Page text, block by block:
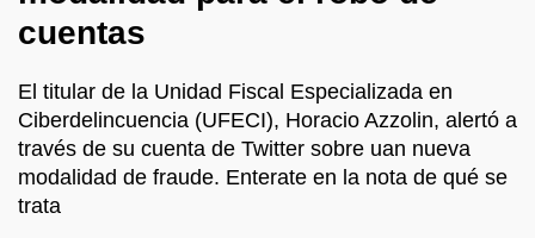
cuentas
El titular de la Unidad Fiscal Especializada en
Ciberdelincuencia (UFECI), Horacio Azzolin, alertó a
través de su cuenta de Twitter sobre uan nueva
modalidad de fraude. Enterate en la nota de qué se
trata